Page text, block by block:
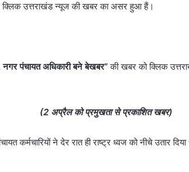
i
क्लिक उत्तराखंड न्यूज की खबर का असर हुआ हैं।
पंचायत अधिकारी बने बेखबर”की खबर को क्लिक
(2 अप्रैल को प्रमुखता से प्रकाशित खबर)
कर्मचारियों ने देर रात ही राष्ट्र ध्वज को नीचे उतार